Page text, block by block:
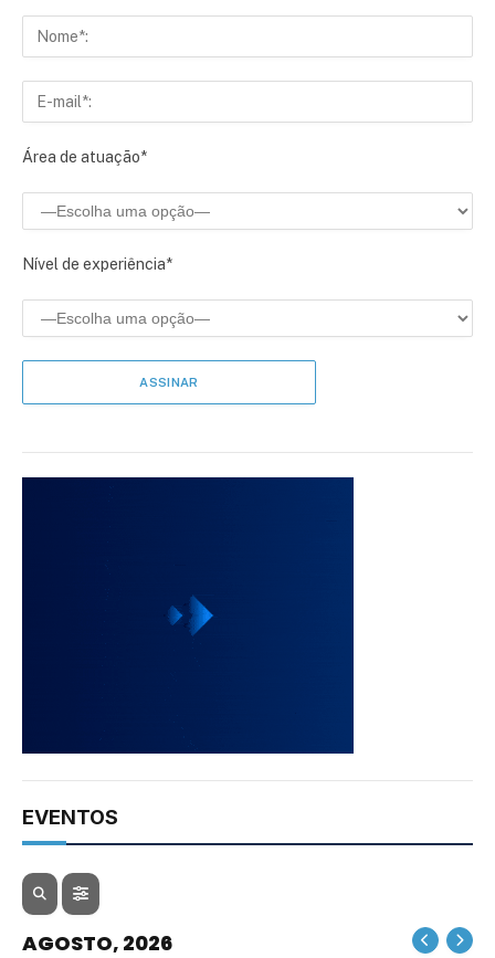
Área de atuação*
Nível de experiência*
EVENTOS
AGOSTO, 2026